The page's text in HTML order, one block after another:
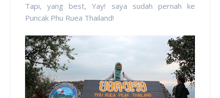
Tapi, yang best, Yay! saya sudah pernah ke
Puncak Phu Ruea Thailand!